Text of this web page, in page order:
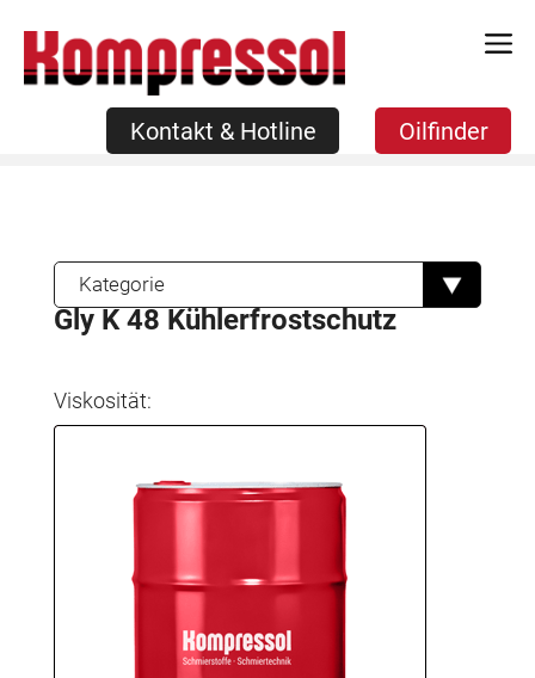
Inhalt
springen
Oilfinder
Kontakt & Hotline Oilfinder
Kategorie
Gly K 48 Kühlerfrostschutz
Viskosität: